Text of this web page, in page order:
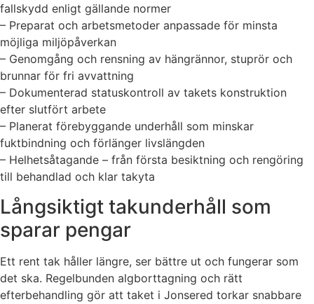
fallskydd enligt gällande normer
– Preparat och arbetsmetoder anpassade för minsta
möjliga miljöpåverkan
– Genomgång och rensning av hängrännor, stuprör och
brunnar för fri avvattning
– Dokumenterad statuskontroll av takets konstruktion
efter slutfört arbete
– Planerat förebyggande underhåll som minskar
fuktbindning och förlänger livslängden
– Helhetsåtagande – från första besiktning och rengöring
till behandlad och klar takyta
Långsiktigt takunderhåll som
sparar pengar
Ett rent tak håller längre, ser bättre ut och fungerar som
det ska. Regelbunden algborttagning och rätt
efterbehandling gör att taket i Jonsered torkar snabbare